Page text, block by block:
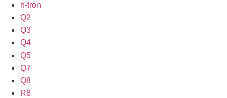
h-tron
Q2
Q3
Q4
Q5
Q7
Q8
R8